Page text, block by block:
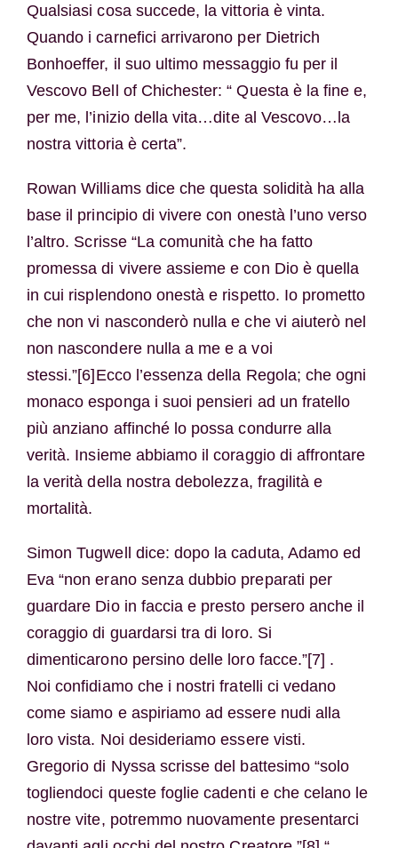
Qualsiasi cosa succede, la vittoria è vinta.
Quando i carnefici arrivarono per Dietrich
Bonhoeffer, il suo ultimo messaggio fu per il
Vescovo Bell of Chichester: “ Questa è la fine e,
per me, l’inizio della vita…dite al Vescovo…la
nostra vittoria è certa”.
Rowan Williams dice che questa solidità ha alla
base il principio di vivere con onestà l’uno verso
l’altro. Scrisse “La comunità che ha fatto
promessa di vivere assieme e con Dio è quella
in cui risplendono onestà e rispetto. Io prometto
che non vi nasconderò nulla e che vi aiuterò nel
non nascondere nulla a me e a voi
stessi.”[6]Ecco l’essenza della Regola; che ogni
monaco esponga i suoi pensieri ad un fratello
più anziano affinché lo possa condurre alla
verità. Insieme abbiamo il coraggio di affrontare
la verità della nostra debolezza, fragilità e
mortalità.
Simon Tugwell dice: dopo la caduta, Adamo ed
Eva “non erano senza dubbio preparati per
guardare Dio in faccia e presto persero anche il
coraggio di guardarsi tra di loro. Si
dimenticarono persino delle loro facce.”[7] .
Noi confidiamo che i nostri fratelli ci vedano
come siamo e aspiriamo ad essere nudi alla
loro vista. Noi desideriamo essere visti.
Gregorio di Nyssa scrisse del battesimo “solo
togliendoci queste foglie cadenti e che celano le
nostre vite, potremmo nuovamente presentarci